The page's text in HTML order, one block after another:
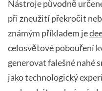
Nástroje původně
při zneužití překročit
známým příkladem je
celosvětové pobouření
generovat falešné nahé
jako technologický